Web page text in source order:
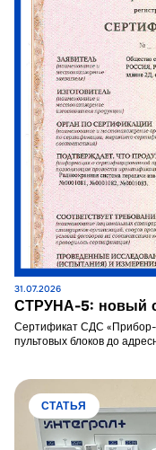
31.07.2026
СТРУНА-5: новый
Сертификат СДС «Прибор-
пультовых блоков до
СТАТЬЯ